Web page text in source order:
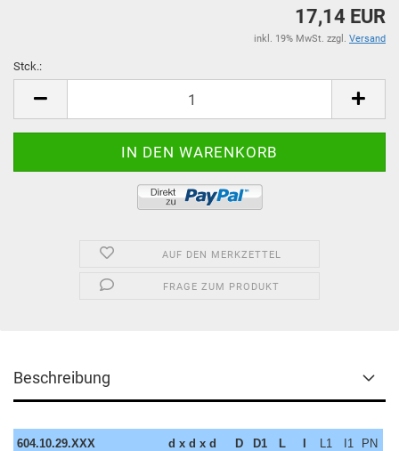
17,14 EUR
inkl. 19% MwSt. zzgl. Versand
Stck.:
AUF DEN MERKZETTEL
FRAGE ZUM PRODUKT
Beschreibung
604.10.29.XXX d x d x d D D1 L L1 I1
PN